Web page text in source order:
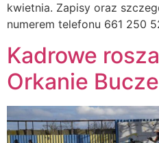
kwietnia. Zapisy oraz
numerem telefonu 661 250
Kadrowe
Orkanie